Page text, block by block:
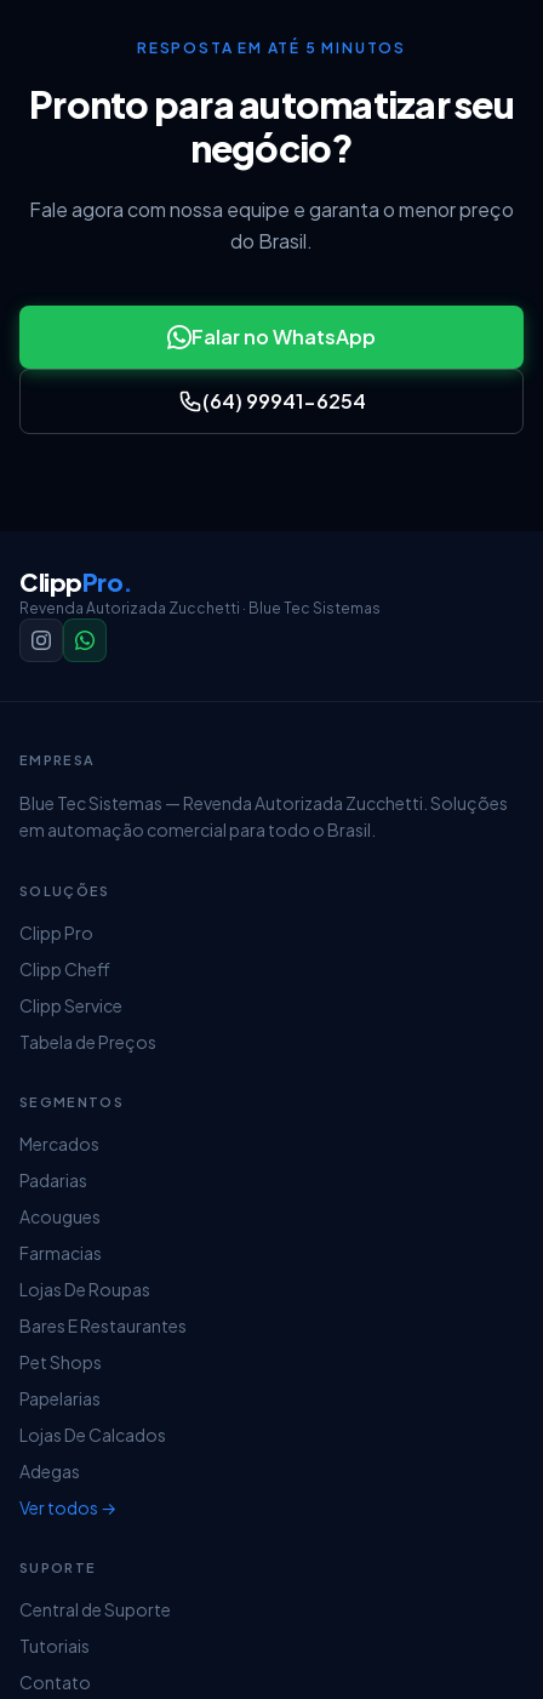
RESPOSTA EM ATÉ 5 MINUTOS
Pronto para automatizar seu
negócio?
Fale agora com nossa equipe e garanta o menor preço
do Brasil.
Falar no WhatsApp
(64) 99941-6254
ClippPro.
Revenda Autorizada Zucchetti · Blue Tec Sistemas
EMPRESA
Blue Tec Sistemas — Revenda Autorizada Zucchetti. Soluções
em automação comercial para todo o Brasil.
SOLUÇÕES
Clipp Pro
Clipp Cheff
Clipp Service
Tabela de Preços
SEGMENTOS
Mercados
Padarias
Acougues
Farmacias
Lojas De Roupas
Bares E Restaurantes
Pet Shops
Papelarias
Lojas De Calcados
Adegas
Ver todos →
SUPORTE
Central de Suporte
Tutoriais
Contato